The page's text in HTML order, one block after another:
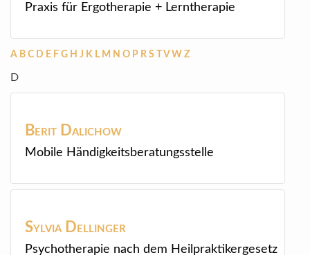
Praxis für Ergotherapie + Lerntherapie
A B C D E F G H J K L M N O P R S TV W Z
D
Berit Dalichow
Mobile Händigkeitsberatungsstelle
Sylvia Dellinger
Psychotherapie nach dem Heilpraktikergesetz